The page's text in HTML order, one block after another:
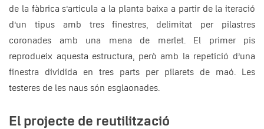
de la fàbrica s’articula a la planta baixa a partir de la iteració
d’un tipus amb tres finestres, delimitat per pilastres
coronades amb una mena de merlet. El primer pis
reprodueix aquesta estructura, però amb la repetició d’una
finestra dividida en tres parts per pilarets de maó. Les
testeres de les naus són esglaonades.
El projecte de reutilització